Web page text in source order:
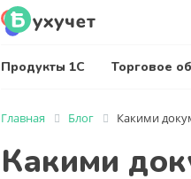
Продукты 1С Торговое
Главная Блог Какими
Какими